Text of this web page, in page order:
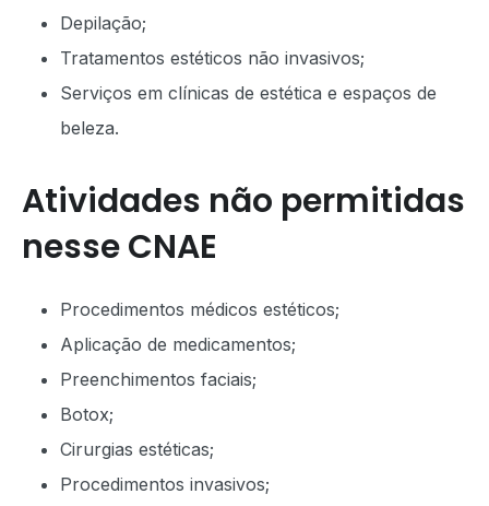
Depilação;
Tratamentos estéticos não invasivos;
Serviços em clínicas de estética e espaços de
beleza.
Atividades não permitidas
nesse CNAE
Procedimentos médicos estéticos;
Aplicação de medicamentos;
Preenchimentos faciais;
Botox;
Cirurgias estéticas;
Procedimentos invasivos;